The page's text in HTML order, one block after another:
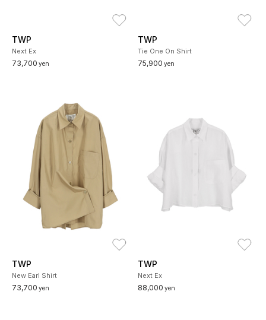
TWP
Next Ex
73,700 yen
TWP
Tie One On Shirt
75,900 yen
TWP
New Earl Shirt
73,700 yen
TWP
Next Ex
88,000 yen